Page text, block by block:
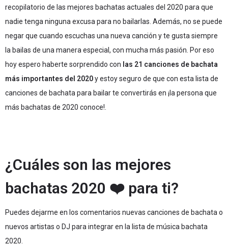
recopilatorio de las mejores bachatas actuales del 2020 para que
nadie tenga ninguna excusa para no bailarlas. Además, no se puede
negar que cuando escuchas una nueva canción y te gusta siempre
la bailas de una manera especial, con mucha más pasión. Por eso
hoy espero haberte sorprendido con las 21 canciones de bachata
más importantes del 2020y estoy seguro de que con esta lista de
canciones de bachata para bailar te convertirás en ¡la persona que
más bachatas de 2020 conoce!.
¿Cuáles son las mejores
bachatas 2020 ❤️ para ti?
Puedes dejarme en los comentarios nuevas canciones de bachata o
nuevos artistas o DJ para integrar en la lista de música bachata
2020.